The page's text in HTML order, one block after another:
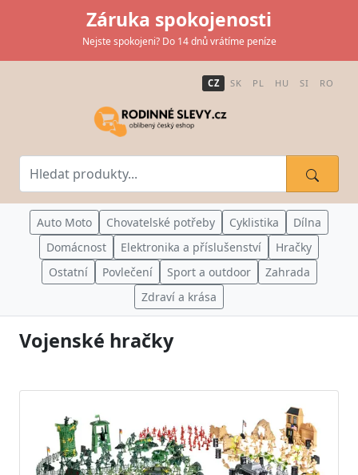
Záruka spokojenosti
Nejste spokojeni? Do 14 dnů vrátíme peníze
CZ SK PL HU SI RO
Auto Moto Chovatelské potřeby Cyklistika
Dílna
Domácnost
Elektronika a příslušenství
Hračky
Ostatní
Povlečení Sport a outdoor
Zahrada
Zdraví a krása
Vojenské hračky